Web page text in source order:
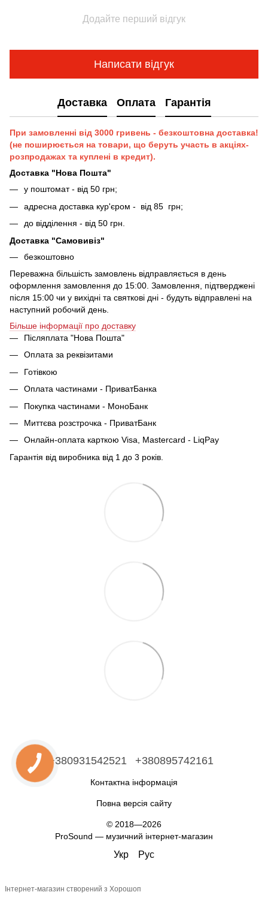
Додайте перший відгук
Написати відгук
Доставка Оплата Гарантія
При замовленні від 3000 гривень - безкоштовна доставка!
(не поширюється на товари, що беруть участь в акціях-
розпродажах та куплені в кредит).
Доставка "Нова Пошта"
у поштомат - від 50 грн;
адресна доставка кур'єром - від 85 грн;
до відділення - від 50 грн.
Доставка "Самовивіз"
безкоштовно
Переважна більшість замовлень відправляється в день
оформлення замовлення до 15:00. Замовлення, підтверджені
після 15:00 чи у вихідні та святкові дні - будуть відправлені на
наступний робочий день.
Більше інформації про доставку
Післяплата "Нова Пошта"
Оплата за реквізитами
Готівкою
Оплата частинами - ПриватБанка
Покупка частинами - МоноБанк
Миттєва розстрочка - ПриватБанк
Онлайн-оплата карткою Visa, Mastercard - LiqPay
Гарантія від виробника від 1 до 3 років.
+380931542521 +380895742161
Контактна інформація
Повна версія сайту
© 2018—2026
ProSound — музичний інтернет-магазин
Укр Рус
Інтернет-магазин створений з Хорошоп